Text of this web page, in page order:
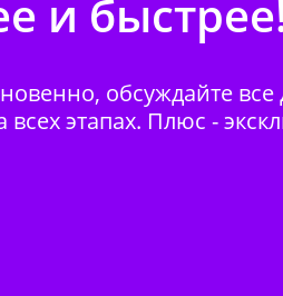
и
обсуждайте все
этапах. Плюс -